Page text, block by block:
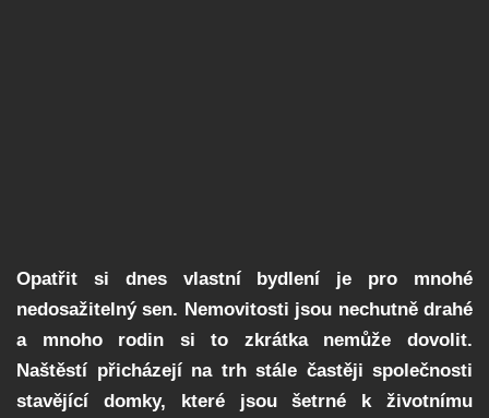
Opatřit si dnes vlastní bydlení je pro mnohé
nedosažitelný sen. Nemovitosti jsou nechutně drahé
a mnoho rodin si to zkrátka nemůže dovolit.
Naštěstí přicházejí na trh stále častěji společnosti
stavějící domky, které jsou šetrné k životnímu